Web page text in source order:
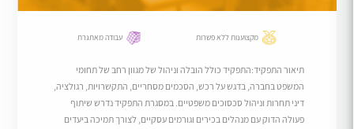
מקצוענות ללא פשרות עבודה מאתגרת
תיאור התפקיד:התפקיד כולל הובלה וניהול של מגוון רחב של תחומי
המשפט בחברה, בדגש על רכש, הסכמים מסחריים, התקשרויות, רגולציה,
דיני תחרות וניהול סכסוכים משפטיים. במסגרת התפקיד נדרש שיתוף
פעולה הדוק עם מנהלים בכירים וגורמים עסקיים, לצורך תמיכה ביעדים